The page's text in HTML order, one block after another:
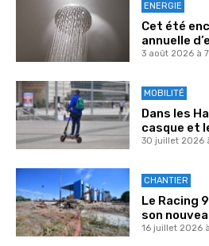
ENERGIE
Cet été
annuelle
3 août 2026 à
MOBILITÉ
Dans les
casque et
30 juillet 2026
CHANTIER
Le Racing
son
16 juillet 2026